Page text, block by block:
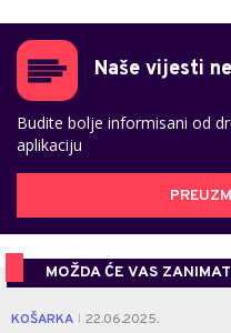
Naše vijesti
Budite bolje informisani od
aplikaciju
MOŽDA ĆE VAS
KOŠARKA 22.06.2025.